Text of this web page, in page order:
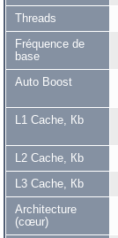
Threads
Fréquence de
base
Auto Boost
L1 Cache, Кb
L2 Cache, Кb
L3 Cache, Кb
Architecture
(cœur)